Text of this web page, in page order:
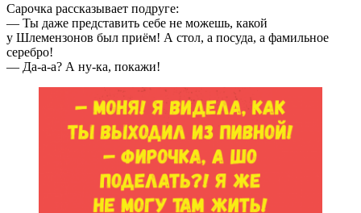
Сарочка рассказывает подруге:
— Ты даже представить себе не можешь, какой
у Шлемензонов был приём! А стол, а посуда, а фамильное
серебро!
— Да-а-а? А ну-ка, покажи!